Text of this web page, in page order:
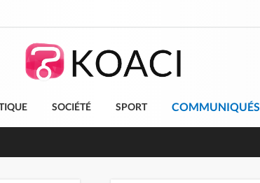
SOCIÉTÉ SPORT COMMUNIQUÉS